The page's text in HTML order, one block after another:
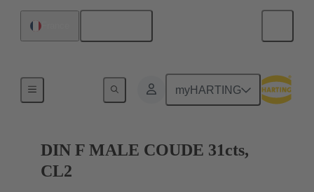
myHARTING
Raccordement carte mère à carte fille
DIN F MALE COUDE 31cts,
CL2